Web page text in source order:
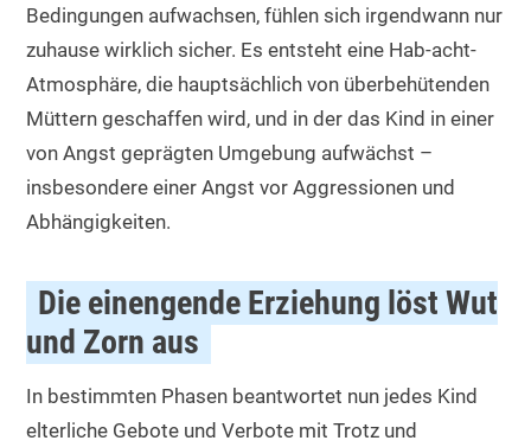
Bedingungen aufwachsen, fühlen sich irgendwann nur
zuhause wirklich sicher. Es entsteht eine Hab-acht-
Atmosphäre, die hauptsächlich von überbehütenden
Müttern geschaffen wird, und in der das Kind in einer
von Angst geprägten Umgebung aufwächst –
insbesondere einer Angst vor Aggressionen und
Abhängigkeiten.
Die einengende Erziehung löst Wut
und Zorn aus
In bestimmten Phasen beantwortet nun jedes Kind
elterliche Gebote und Verbote mit Trotz und